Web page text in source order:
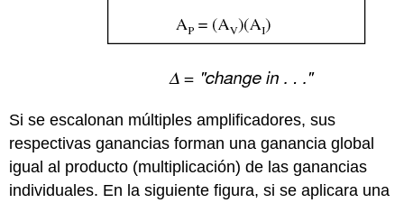
Si se escalonan múltiples amplificadores, sus
respectivas ganancias forman una ganancia global
igual al producto (multiplicación) de las ganancias
individuales. En la siguiente figura, si se aplicara una